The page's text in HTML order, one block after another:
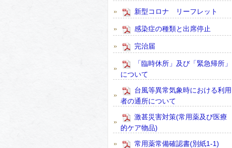
新型コロナ リーフレット
感染症の種類と出席停止
完治届
「臨時休所」及び「緊急帰所」
について
台風等異常気象時における利用
者の通所について
激甚災害対策(常用薬及び医療
的ケア物品)
常用薬常備確認書(別紙1-1)